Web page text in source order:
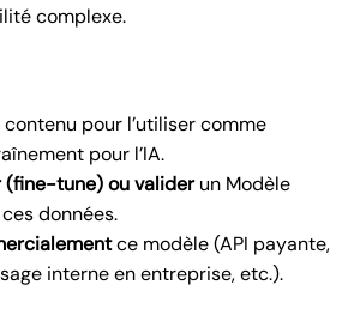
complexe.
pour l’utiliser comme
pour l’IA.
(fine-tune) ou validerun Modèle
données.
ce modèle (API payante,
interne en entreprise, etc.).